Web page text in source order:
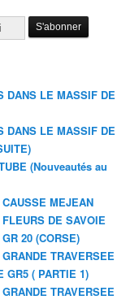
DANS LE MASSIF DE
DANS LE MASSIF DE
(Nouveautés au
MEJEAN
DE SAVOIE
20 (CORSE)
TRAVERSEE
GR5 ( PARTIE 1)
TRAVERSEE